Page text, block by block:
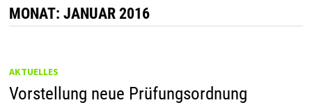
MONAT: JANUAR 2016
AKTUELLES
Vorstellung neue Prüfungsordnung